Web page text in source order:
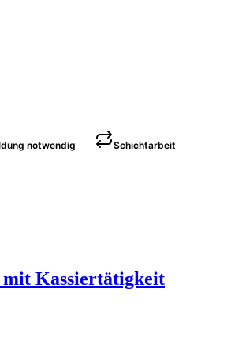
notwendig Schichtarbeit
Kassiertätigkeit